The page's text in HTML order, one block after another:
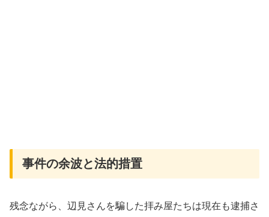
事件の余波と法的措置
残念ながら、辺見さんを騙した拝み屋たちは現在も逮捕さ